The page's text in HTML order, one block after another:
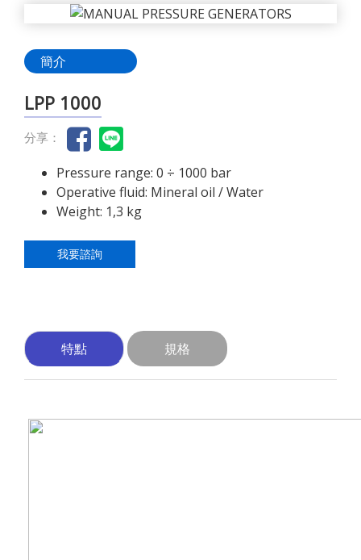
簡介
LPP 1000
分享：
Pressure range: 0 ÷ 1000 bar
Operative fluid: Mineral oil / Water
Weight: 1,3 kg
我要諮詢
特點 規格